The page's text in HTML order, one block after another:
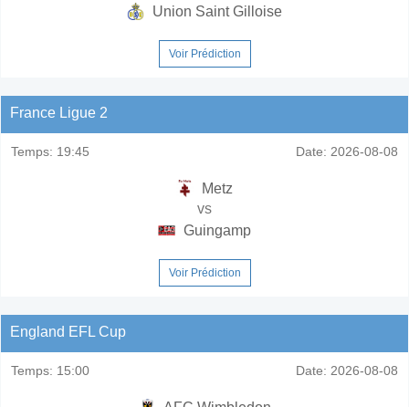
Union Saint Gilloise
Voir Prédiction
France Ligue 2
Temps: 19:45 Date: 2026-08-08
Metz
vs
Guingamp
Voir Prédiction
England EFL Cup
Temps: 15:00 Date: 2026-08-08